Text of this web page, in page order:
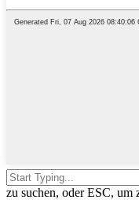
zu suchen, oder ESC, um